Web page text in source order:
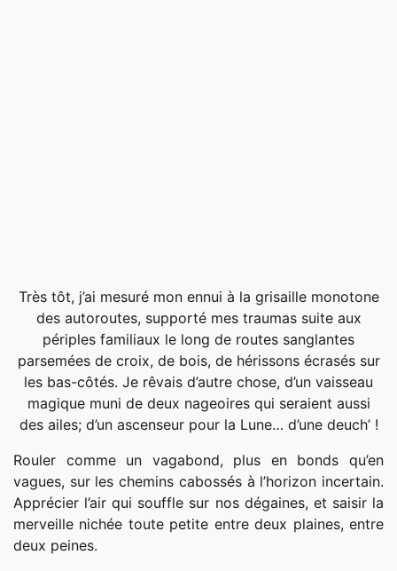
Très tôt, j’ai mesuré mon ennui à la grisaille monotone
des autoroutes, supporté mes traumas suite aux
périples familiaux le long de routes sanglantes
parsemées de croix, de bois, de hérissons écrasés sur
les bas-côtés. Je rêvais d’autre chose, d’un vaisseau
magique muni de deux nageoires qui seraient aussi
des ailes; d’un ascenseur pour la Lune… d’une deuch’ !
Rouler comme un vagabond, plus en bonds qu’en
vagues, sur les chemins cabossés à l’horizon incertain.
Apprécier l’air qui souffle sur nos dégaines, et saisir la
merveille nichée toute petite entre deux plaines, entre
deux peines.